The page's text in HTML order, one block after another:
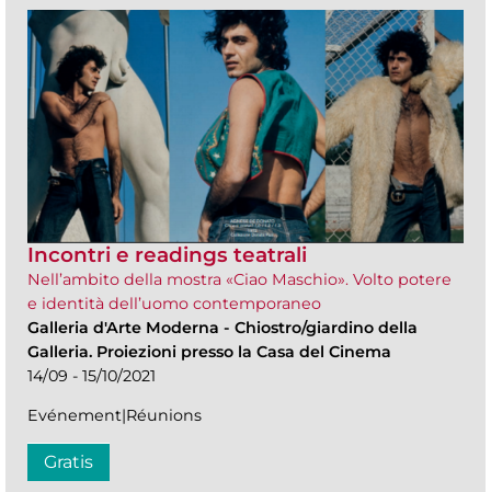
Incontri e readings teatrali
Nell’ambito della mostra «Ciao Maschio». Volto potere
e identità dell’uomo contemporaneo
Galleria d'Arte Moderna - Chiostro/giardino della
Galleria. Proiezioni presso la Casa del Cinema
14/09 - 15/10/2021
Evénement|Réunions
Gratis